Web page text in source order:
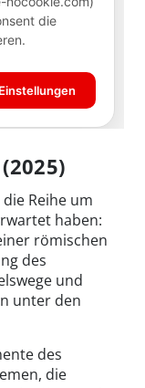
Reihe um
haben:
römischen
des
und
unter den
des
die